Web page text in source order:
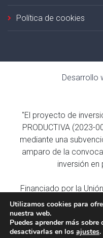
Política de cookies
Desarrollo
Utilizamos cookies para
nuestra web.
Puedes aprender más
desactivarlas en los ajustes.
"El proyecto de
PRODUCTIVA (2023-
mediante una
amparo de la
inversión en
Financiado por la